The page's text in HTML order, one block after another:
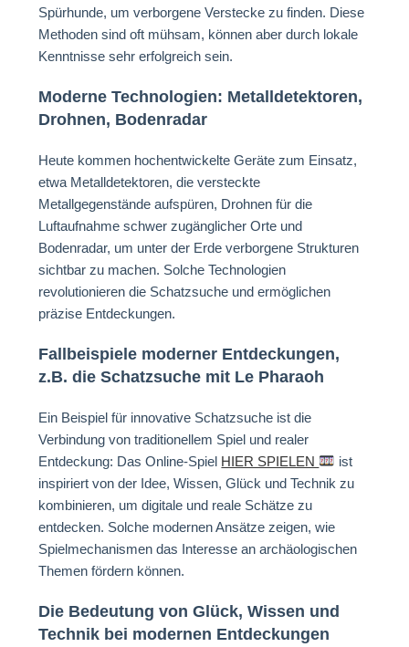
Spürhunde, um verborgene Verstecke zu finden. Diese
Methoden sind oft mühsam, können aber durch lokale
Kenntnisse sehr erfolgreich sein.
Moderne Technologien: Metalldetektoren,
Drohnen, Bodenradar
Heute kommen hochentwickelte Geräte zum Einsatz,
etwa Metalldetektoren, die versteckte
Metallgegenstände aufspüren, Drohnen für die
Luftaufnahme schwer zugänglicher Orte und
Bodenradar, um unter der Erde verborgene Strukturen
sichtbar zu machen. Solche Technologien
revolutionieren die Schatzsuche und ermöglichen
präzise Entdeckungen.
Fallbeispiele moderner Entdeckungen,
z.B. die Schatzsuche mit Le Pharaoh
Ein Beispiel für innovative Schatzsuche ist die
Verbindung von traditionellem Spiel und realer
Entdeckung: Das Online-Spiel HIER SPIELEN
ist
inspiriert von der Idee, Wissen, Glück und Technik zu
kombinieren, um digitale und reale Schätze zu
entdecken. Solche modernen Ansätze zeigen, wie
Spielmechanismen das Interesse an archäologischen
Themen fördern können.
Die Bedeutung von Glück, Wissen und
Technik bei modernen Entdeckungen